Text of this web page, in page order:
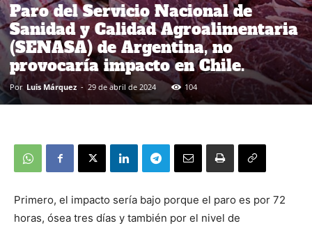
Paro del Servicio Nacional de
Sanidad y Calidad Agroalimentaria
(SENASA) de Argentina, no
provocaría impacto en Chile.
Por Luis Márquez - 29 de abril de 2024 104
Primero, el impacto sería bajo porque el paro es por 72
horas, ósea tres días y también por el nivel de